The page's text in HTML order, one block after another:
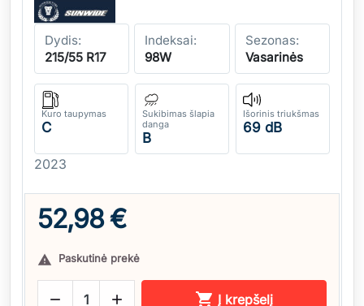
Dydis:
215/55 R17
Indeksai:
98W
Sezonas:
Vasarinės
Kuro taupymas
C
Sukibimas šlapia
danga
B
Išorinis triukšmas
69 dB
2023
52,98 €
 Paskutinė prekė
   Į krepšelį